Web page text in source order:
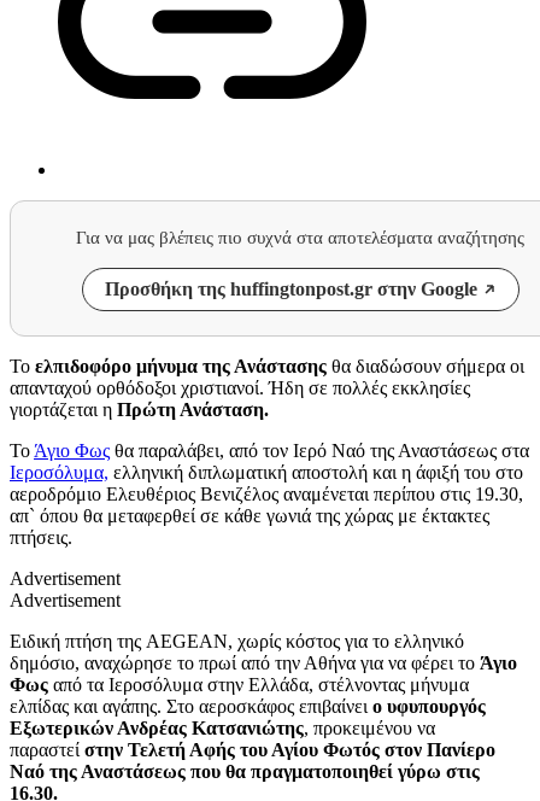
Για να μας βλέπεις πιο συχνά στα αποτελέσματα αναζήτησης
Προσθήκη της huffingtonpost.gr στην Google
Το ελπιδοφόρο μήνυμα της Ανάστασης θα διαδώσουν σήμερα οι
απανταχού ορθόδοξοι χριστιανοί. Ήδη σε πολλές εκκλησίες
γιορτάζεται η Πρώτη Ανάσταση.
Το Άγιο Φως θα παραλάβει, από τον Ιερό Ναό της Αναστάσεως στα
Ιεροσόλυμα, ελληνική διπλωματική αποστολή και η άφιξή του στο
αεροδρόμιο Ελευθέριος Βενιζέλος αναμένεται περίπου στις 19.30,
απ` όπου θα μεταφερθεί σε κάθε γωνιά της χώρας με έκτακτες
πτήσεις.
Advertisement
Advertisement
Ειδική πτήση της AEGEAN, χωρίς κόστος για το ελληνικό
δημόσιο, αναχώρησε το πρωί από την Αθήνα για να φέρει το Άγιο
Φως από τα Ιεροσόλυμα στην Ελλάδα, στέλνοντας μήνυμα
ελπίδας και αγάπης. Στο αεροσκάφος επιβαίνει ο υφυπουργός
Εξωτερικών Ανδρέας Κατσανιώτης, προκειμένου να
παραστεί στην Τελετή Αφής του Αγίου Φωτός στον Πανίερο
Ναό της Αναστάσεως που θα πραγματοποιηθεί γύρω στις
16.30.